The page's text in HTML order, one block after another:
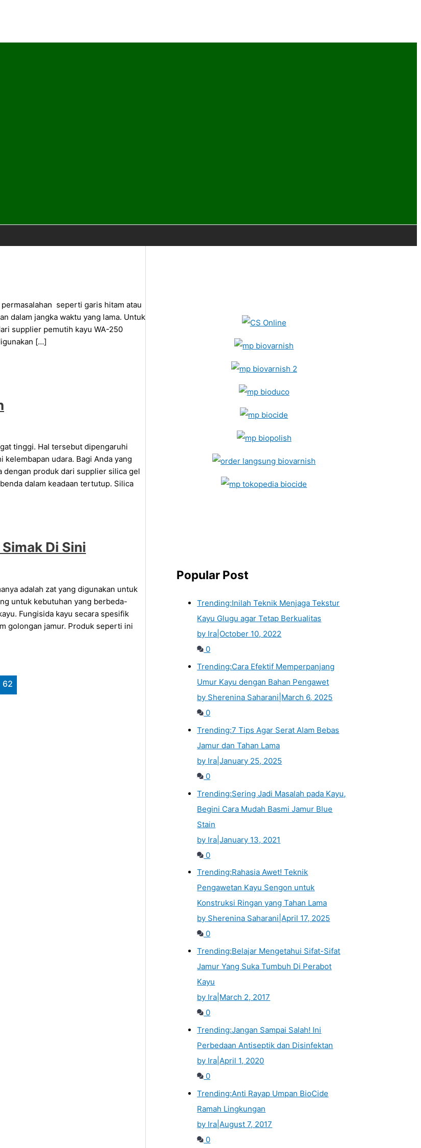
seperti garis hitam atau
dalam jangka waktu yang lama. Untuk
supplier pemutih kayu WA-250
[…]
tinggi. Hal tersebut dipengaruhi
udara. Bagi Anda yang
dengan produk dari supplier silica gel
dalam keadaan tertutup. Silica
Di Sini
adalah zat yang digunakan untuk
untuk kebutuhan yang berbeda-
Fungisida kayu secara spesifik
golongan jamur. Produk seperti ini
62
Popular Post
Trending:Inilah Teknik Menjaga Tekstur
Kayu Glugu agar Tetap Berkualitas
by Ira October 10, 2022
0
Trending:Cara Efektif Memperpanjang
Umur Kayu dengan Bahan Pengawet
by Sherenina Saharani March 6, 2025
0
Trending:7 Tips Agar Serat Alam Bebas
Jamur dan Tahan Lama
by Ira |January 25, 2025
0
Trending:Sering Jadi Masalah pada Kayu,
Begini Cara Mudah Basmi Jamur Blue
Stain
by Ira |January 13, 2021
0
Trending:Rahasia Awet! Teknik
Pengawetan Kayu Sengon untuk
Konstruksi Ringan yang Tahan Lama
by Sherenina Saharani |April 17, 2025
0
Trending:Belajar Mengetahui Sifat-Sifat
Jamur Yang Suka Tumbuh Di Perabot
Kayu
by Ira March 2, 2017
0
Trending:Jangan Sampai Salah! Ini
Perbedaan Antiseptik dan Disinfektan
by Ira |April 1, 2020
0
Trending:Anti Rayap Umpan BioCide
Ramah Lingkungan
by Ira August 7, 2017
0